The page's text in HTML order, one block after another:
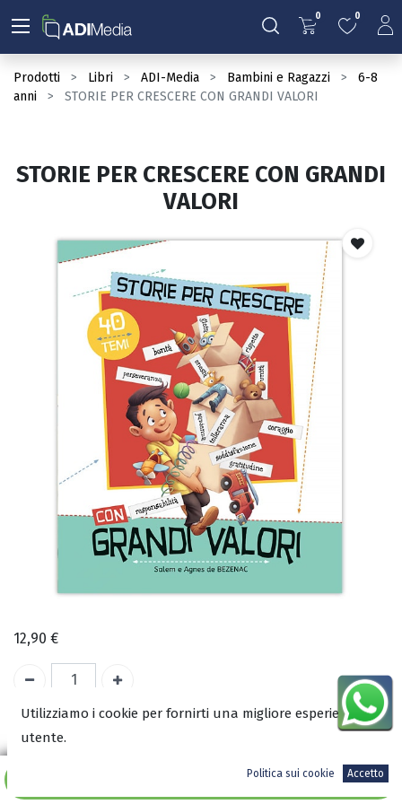
0 0
Prodotti Libri ADI-Media Bambini e Ragazzi
6-8
anni
STORIE PER CRESCERE CON GRANDI VALORI
Aggiungi al carrello
STORIE PER CRESCERE CON GRANDI
VALORI
12,90 €
A magazzino
ISBN:
Utilizziamo i cookie per fornirti una migliore esperienza
utente.
Politica sui cookie Accetto